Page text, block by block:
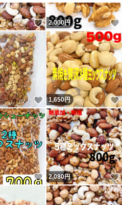
いいね！
2,000円
いいね！
1,650円
いいね！
2,080円